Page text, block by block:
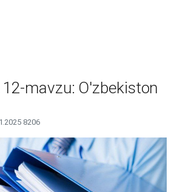
mavzu: O'zbekiston
8206